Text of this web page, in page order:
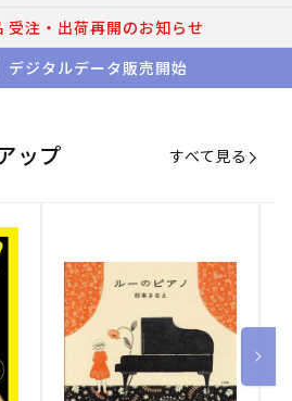
受注・出荷再開のお知らせ
デジタルデータ販売開始
ップ すべて見る